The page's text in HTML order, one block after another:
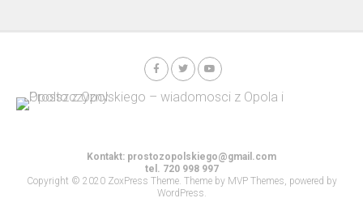
Kontakt: prostozopolskiego@gmail.com
tel. 720 998 997
Copyright © 2020 ZoxPress Theme. Theme by MVP Themes, powered by
WordPress.